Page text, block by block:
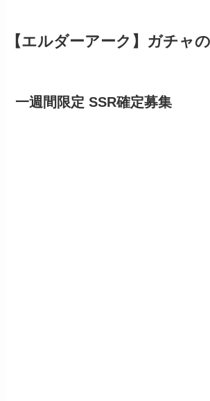
【エルダーアーク】ガチャ
一週間限定 SSR確定募集